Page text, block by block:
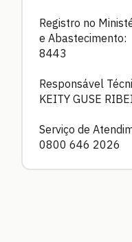
Registro no
e Abastecimento:
8443
Responsável
KEITY GUSE
Serviço de
0800 646 2026